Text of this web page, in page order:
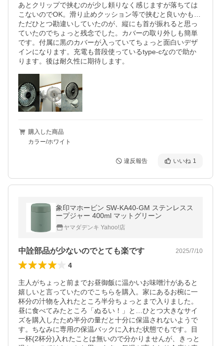
あとクリップで挟むのが少し頼りなく感じますが落ちては
こないのでOK。滑り止めクッション等で挟むと良いかも…
ただひとつ勘違いしていたのが、縦にも首が振れると思っ
ていたのでちょっと残念でした。カバーの取り外しも簡単
です。付属に黒のカバーが入っていてちょっと面白いデザ
インになります。充電も普段使っているtype-cなので助か
ります。後は耐久性に期待します。
購入した商品
カラー/ホワイト
違反報告 いいね 1
象印マホービン SW-KA40-GM ステンレスス
ープジャー 400ml マットグリーン
ヤマダデンキ Yahoo!店
中詮部品が少ないのでとても楽です 2025/7/10
4
主人がちょっと前までお昼御飯に温かいお味噌汁があると
嬉しいと言っていたのでこちらを購入。家にあるお椀に一
杯分の汁物を入れたところ半分ちょっとまで入りました。
昼に食べてみたところ「ぬるい！」と…ひとつ大きなサイ
ズを購入したため半分の量だと十分に保温されないようで
す。ちなみに専用の保温バックに入れた状態でもです。目
一杯(2杯分)入れたことは無いので分かりませんが、きっと